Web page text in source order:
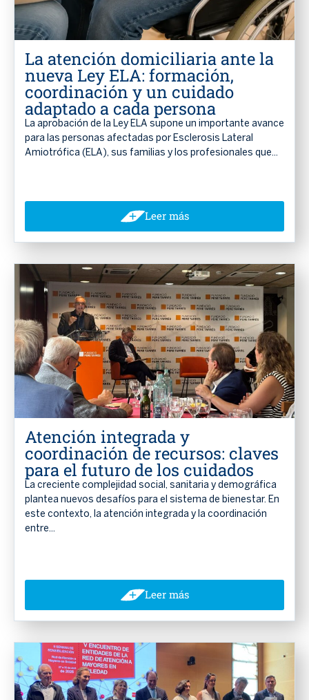
La atención domiciliaria ante la
nueva Ley ELA: formación,
coordinación y un cuidado
adaptado a cada persona
La aprobación de la Ley ELA supone un importante avance
para las personas afectadas por Esclerosis Lateral
Amiotrófica (ELA), sus familias y los profesionales que...
Leer más
Atención integrada y
coordinación de recursos: claves
para el futuro de los cuidados
La creciente complejidad social, sanitaria y demográfica
plantea nuevos desafíos para el sistema de bienestar. En
este contexto, la atención integrada y la coordinación
entre...
Leer más